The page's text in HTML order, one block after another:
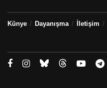
Künye Dayanışma İletişim